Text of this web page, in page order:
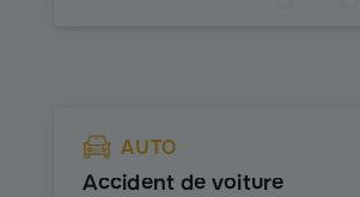
AUTO
Accident de voiture